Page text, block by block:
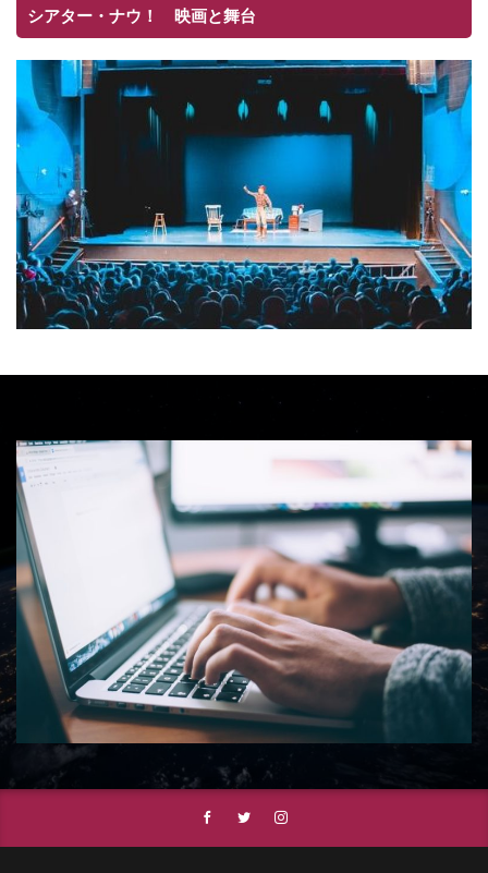
シアター・ナウ！ 映画と舞台